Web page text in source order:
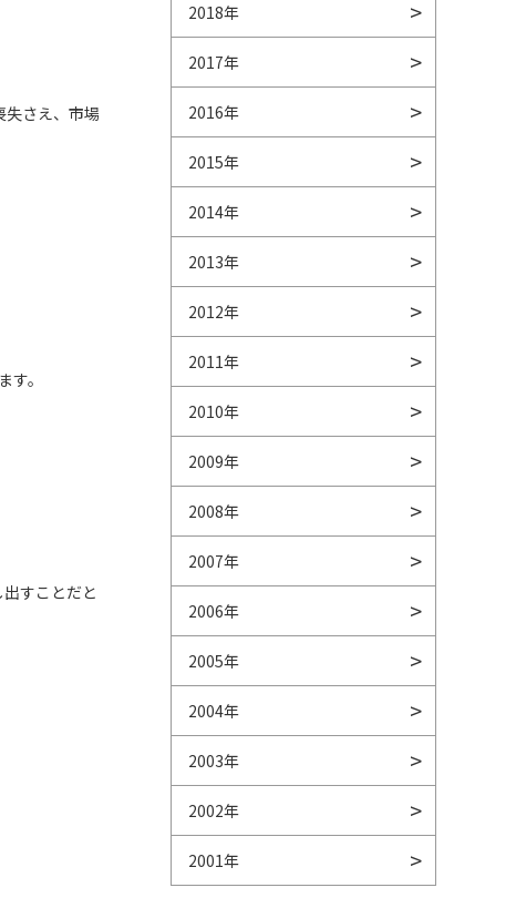
失さえ、市場
。
すことだと
2018年
2017年
2016年
2015年
2014年
2013年
2012年
2011年
2010年
2009年
2008年
2007年
2006年
2005年
2004年
2003年
2002年
2001年